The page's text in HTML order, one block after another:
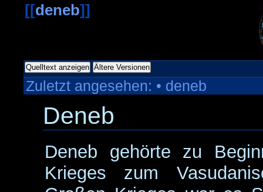
[[deneb]]
Quelltext anzeigen Ältere Versionen
Zuletzt angesehen: • deneb
Deneb
Deneb gehörte zu
Krieges zum